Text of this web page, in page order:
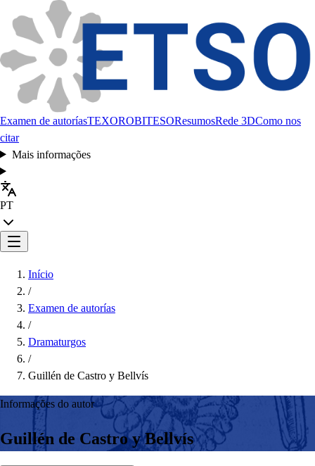
Examen de autoríasTEXOROBITESOResumosRede 3DComo nos
citar
Mais informações
PT
Início
/
Examen de autorías
/
Dramaturgos
/
Guillén de Castro y Bellvís
Informações do autor
Guillén de Castro y Bellvís